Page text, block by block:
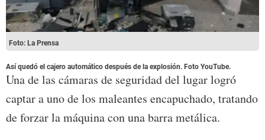
Foto: La Prensa
Así quedó el cajero automático después de la explosión. Foto YouTube.
Una de las cámaras de seguridad del lugar logró
captar a uno de los maleantes encapuchado, tratando
de forzar la máquina con una barra metálica.